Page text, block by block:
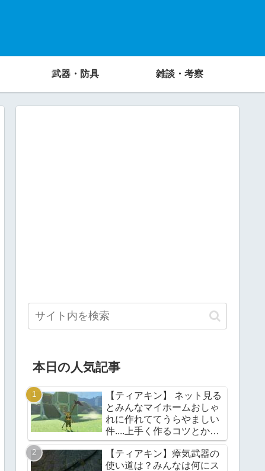
武器・防具 雑談・考察
本日の人気記事
【ティアキン】 ネット見る
とみんなマイホームおしゃ
れに作れててうらやましい
件....上手く作るコツとかあ
る？【ティアーズオブザキ
ングダム】
【ティアキン】瘴気武器の
使い道は？みんなは何にス